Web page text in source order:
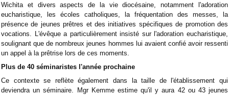
Wichita et divers aspects de la vie diocésaine, notamment l'adoration
eucharistique, les écoles catholiques, la fréquentation des messes, la
présence de jeunes prêtres et des initiatives spécifiques de promotion des
vocations. L'évêque a particulièrement insisté sur l'adoration eucharistique,
soulignant que de nombreux jeunes hommes lui avaient confié avoir ressenti
un appel à la prêtrise lors de ces moments.
Plus de 40 séminaristes l'année prochaine
Ce contexte se reflète également dans la taille de l'établissement qui
deviendra un séminaire. Mgr Kemme estime qu'il y aura 42 ou 43 jeunes